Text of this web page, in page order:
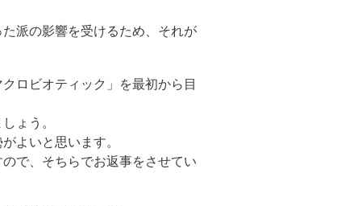
派の影響を受けるため、それが
ロビオティック」を最初から目
ょう。
よいと思います。
で、そちらでお返事をさせてい